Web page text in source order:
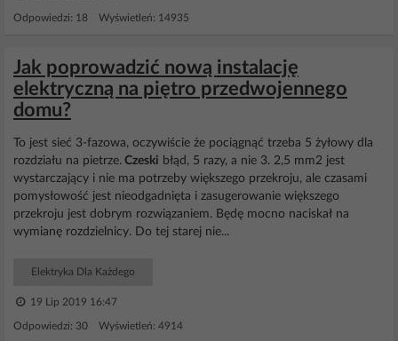
Odpowiedzi: 18 Wyświetleń: 14935
Jak poprowadzić nową instalację
elektryczną na piętro przedwojennego
domu?
To jest sieć 3-fazowa, oczywiście że pociągnąć trzeba 5 żyłowy dla
rozdziału na pietrze. Czeski błąd, 5 razy, a nie 3. 2,5 mm2 jest
wystarczający i nie ma potrzeby większego przekroju, ale czasami
pomysłowość jest nieodgadnięta i zasugerowanie większego
przekroju jest dobrym rozwiązaniem. Będę mocno naciskał na
wymianę rozdzielnicy. Do tej starej nie...
Elektryka Dla Każdego
19 Lip 2019 16:47
Odpowiedzi: 30 Wyświetleń: 4914